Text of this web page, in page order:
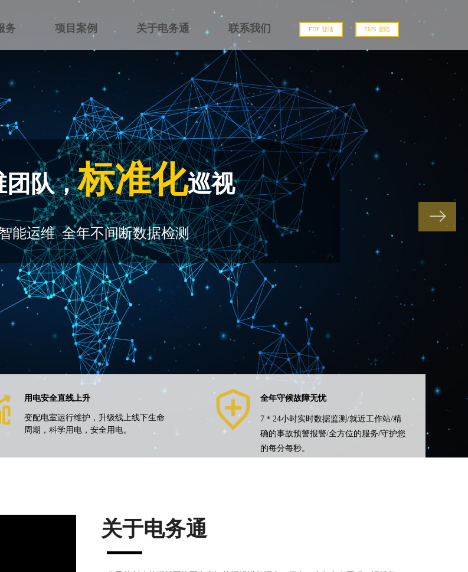
务 项目案例 关于电务通 联系我们 EDP 登陆 EMS 登陆
团队，标准化巡视
能运维 全年不间断数据检测
ꁹ
用电安全直线上升
变配电室运行维护，升级线上线下生命
周期，科学用电，安全用电。
周期，科学用电，安全用电
全年守候故障无忧
7＊24小时实时数据监测/就近工作站/精
确的事故预警报警/全方位的服务/守护您
的每分每秒。
新闻动态
关于电务通